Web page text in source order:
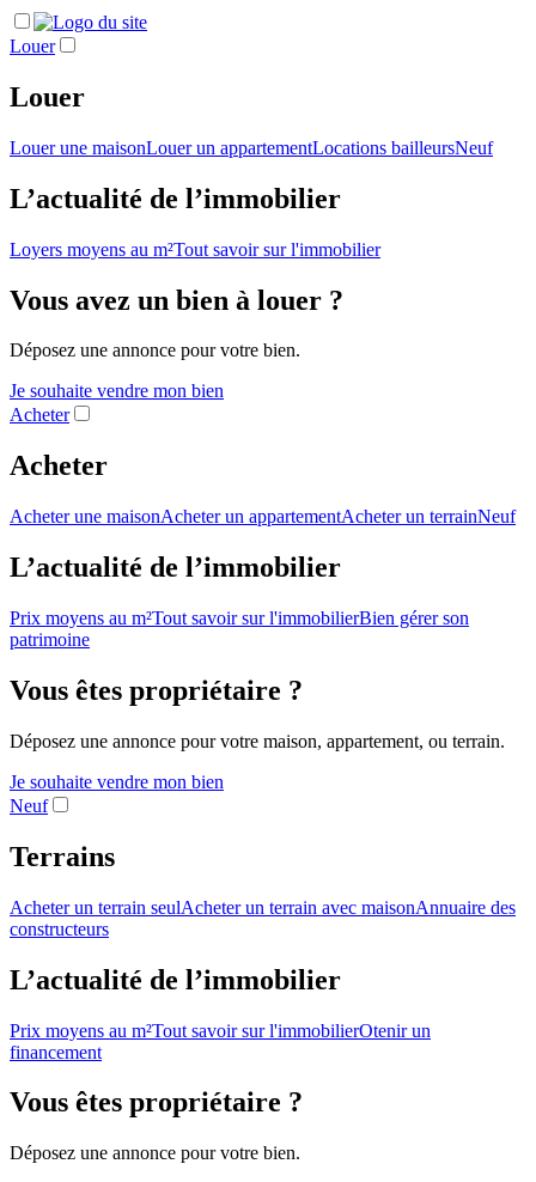
Louer
Louer
Louer une maisonLouer un appartementLocations bailleursNeuf
L’actualité de l’immobilier
Loyers moyens au m²Tout savoir sur l'immobilier
Vous avez un bien à louer ?
Déposez une annonce pour votre bien.
Je souhaite vendre mon bien
Acheter
Acheter
Acheter une maisonAcheter un appartementAcheter un terrainNeuf
L’actualité de l’immobilier
Prix moyens au m²Tout savoir sur l'immobilierBien gérer son
patrimoine
Vous êtes propriétaire ?
Déposez une annonce pour votre maison, appartement, ou terrain.
Je souhaite vendre mon bien
Neuf
Terrains
Acheter un terrain seulAcheter un terrain avec maisonAnnuaire des
constructeurs
L’actualité de l’immobilier
Prix moyens au m²Tout savoir sur l'immobilierOtenir un
financement
Vous êtes propriétaire ?
Déposez une annonce pour votre bien.